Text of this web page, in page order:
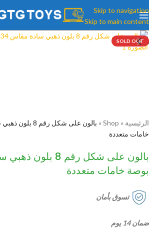
Skip to navigation
Skip to main content
SOLD OUT
الرئيسية »
Shop
»
خامات متعددة
بوصة خامات متعددة
تسوق بأمان
ضمان 14 يوم